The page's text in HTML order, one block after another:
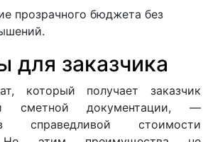
прозрачного бюджета без
для заказчика
который получает заказчик
сметной документации, —
справедливой стоимости